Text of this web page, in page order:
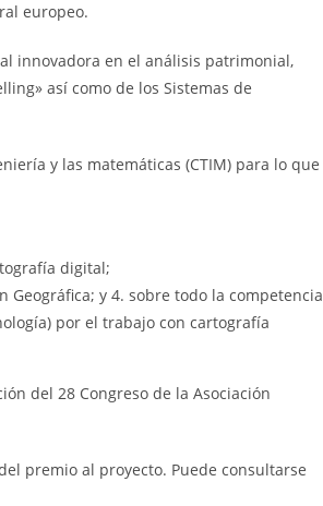
europeo.
innovadora en el análisis patrimonial,
así como de los Sistemas de
y las matemáticas (CTIM) para lo que
digital;
y 4. sobre todo la competencia
por el trabajo con cartografía
del 28 Congreso de la Asociación
premio al proyecto. Puede consultarse